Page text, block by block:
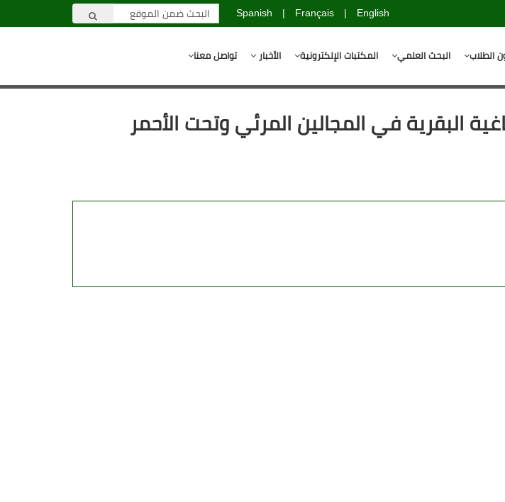
English
|
Français
|
Spanish
الطلاب البحث العلمي المكتبات الإلكترونية الأخبار تواصل معنا
البقرية في المجالين المرئي وتحت الأحمر